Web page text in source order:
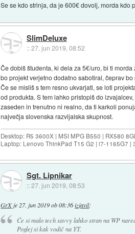
Se se kdo strinja, da je 600€ dovolj, morda kdo
SlimDeluxe
::27. jun 2019, 08:52
Če dobiš študenta, ki dela za 5€/uro, bi ti
bo projekt verjetno dodatno sabotiral, čeprav
Če se misliš s tem resno ukvarjati, se loti
od produkta. S tem lahko pristopiš do
zaseden in trenutno ni realno, da ti karkoli
največja slovenska razvijalska skupnost.
Desktop: R5 3600X | MSI MPG B550 | RX580
Laptop: Lenovo ThinkPad T15 G2 | i7-1165G7 |
Sgt. Lipnikar
::27. jun 2019, 08:53
GrX je 27. jun 2019 ob 08:36 izjavil:
Če si malo tech savvy lahko stran na WP
Poglej si kak vodič na YT.